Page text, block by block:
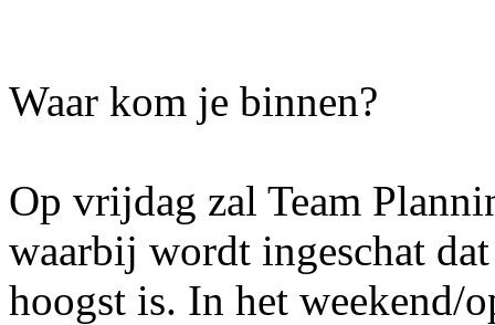
Waar kom je binnen?
Op vrijdag zal Team
waarbij wordt ingeschat
hoogst is. In het weekend/